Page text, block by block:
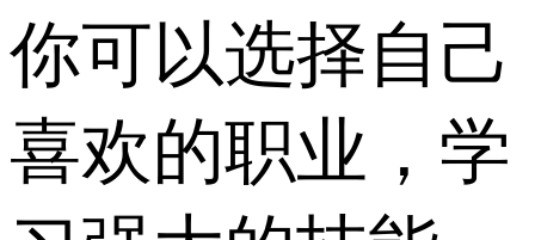
你可以选择自己
喜欢的职业，学